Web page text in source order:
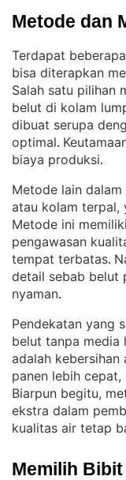
Metode dan
Terdapat
bisa diterapkan
Salah satu pilihan
belut di kolam
dibuat serupa
optimal.
biaya produksi.
Metode lain
atau kolam terpal,
Metode ini
pengawasan
tempat terbatas.
detail sebab belut
nyaman.
Pendekatan yang
belut tanpa media
adalah kebersihan
panen lebih
Biarpun begitu,
ekstra dalam
kualitas air tetap
Memilih